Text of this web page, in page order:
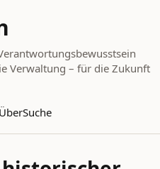
Verwaltung – für die Zukunft
Suche